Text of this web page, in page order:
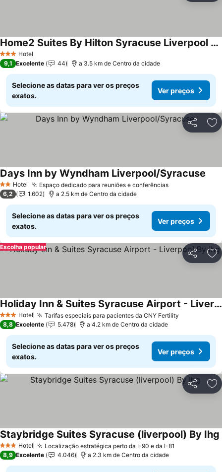
3 EstrelasHotel
Home2 Suites By Hilton Syracuse Liverpool Airport Area
9,1 Excelente 44 a 3.5 km de Centro da cidade
Selecione as datas para ver os preços
exatos.
Ver preços
Partilhar
2 Estrelas
Hotel Espaço dedicado para reuniões e conferências
Days Inn by Wyndham Liverpool/Syracuse
6,2 1.602 a 2.5 km de Centro da cidade
Selecione as datas para ver os preços
exatos.
Ver preços
Partilhar
Escolha popular
3 EstrelasHotel Tarifas especiais para pacientes da CNY Fertility
Holiday Inn & Suites Syracuse Airport - Liverpool By Ihg
8,8 Excelente 5.478 a 4.2 km de Centro da cidade
Selecione as datas para ver os preços
exatos.
Ver preços
Partilhar
3 EstrelasHotel Localização estratégica perto da I-90 e da I-81
Staybridge Suites Syracuse (liverpool) By Ihg
8,9 Excelente 4.046 a 2.3 km de Centro da cidade